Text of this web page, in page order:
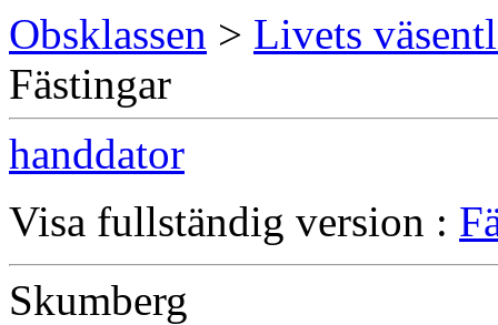
Obsklassen > Livets
Fästingar
handdator
Visa fullständig version :
Skumberg